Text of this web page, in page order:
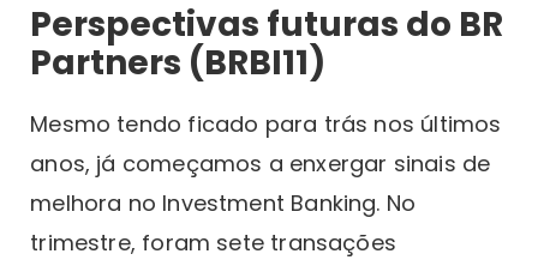
Perspectivas futuras do BR
Partners (BRBI11)
Mesmo tendo ficado para trás nos últimos
anos, já começamos a enxergar sinais de
melhora no Investment Banking. No
trimestre, foram sete transações